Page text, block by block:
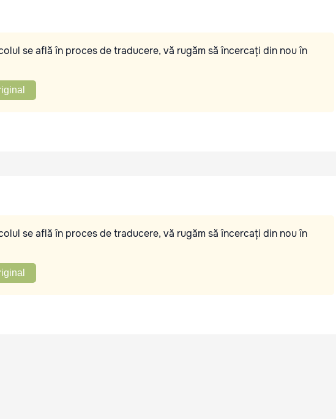
se află în proces de traducere, vă rugăm să încercați din nou în
se află în proces de traducere, vă rugăm să încercați din nou în